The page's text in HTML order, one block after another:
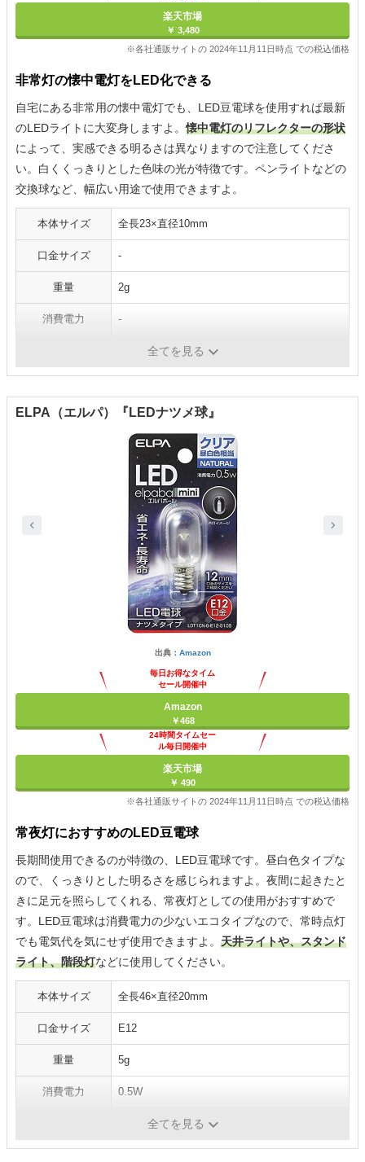
楽天市場
￥ 3,480
※各社通販サイトの 2024年11月11日時点 での税込価格
非常灯の懐中電灯をLED化できる
自宅にある非常用の懐中電灯でも、LED豆電球を使用すれば最新
のLEDライトに大変身しますよ。懐中電灯のリフレクターの形状
によって、実感できる明るさは異なりますので注意してくださ
い。白くくっきりとした色味の光が特徴です。ペンライトなどの
交換球など、幅広い用途で使用できますよ。
本体サイズ 全長23×直径10mm
口金サイズ -
重量 2g
消費電力 -
全てを見る
ELPA（エルパ）『LEDナツメ球』
出典： Amazon
毎日お得なタイム
セール開催中
Amazon
￥468
24時間タイムセー
ル毎日開催中
楽天市場
￥ 490
※各社通販サイトの 2024年11月11日時点 での税込価格
常夜灯におすすめのLED豆電球
長期間使用できるのが特徴の、LED豆電球です。昼白色タイプな
ので、くっきりとした明るさを感じられますよ。夜間に起きたと
きに足元を照らしてくれる、常夜灯としての使用がおすすめで
す。LED豆電球は消費電力の少ないエコタイプなので、常時点灯
でも電気代を気にせず使用できますよ。 天井ライトや、スタンド
ライト、階段灯などに使用してください。
本体サイズ 全長46×直径20mm
口金サイズ E12
重量 5g
消費電力 0.5W
クリア昼白色
全てを見る